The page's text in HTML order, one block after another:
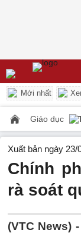
Mới nhất
Giáo dục
Xuất bản ngày 23/
Chính
rà soát
(VTC News) -